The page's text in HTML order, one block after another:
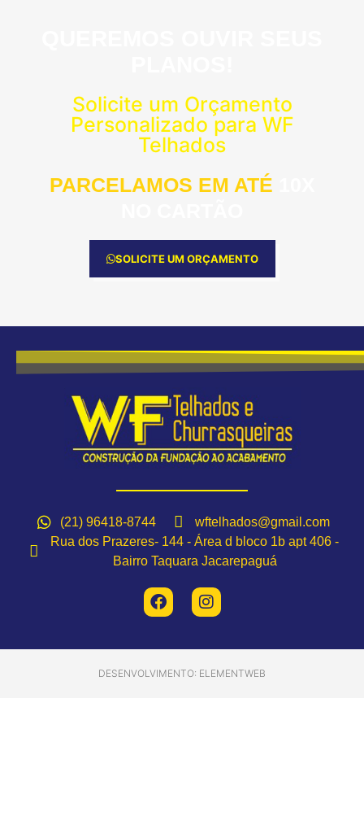
Solicite um Orçamento
Personalizado para WF
Telhados
PARCELAMOS EM ATÉ
SOLICITE UM ORÇAMENTO
(21) 96418-8744
wftelhados@gmail.com
Rua dos Prazeres- 144 - Área d bloco 1b apt 406 -
Bairro Taquara Jacarepaguá
DESENVOLVIMENTO: ELEMENTWEB